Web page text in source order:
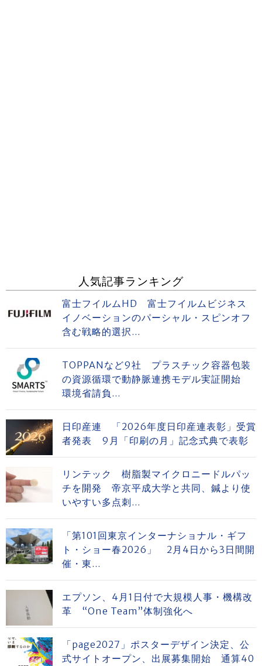
人気記事ランキング
富士フイルムHD 富士フイルムビジネス
イノベーションのパーシャル・スピンオフ
含む戦略的選択...
TOPPANなど9社 プラスチック容器包装
の資源循環で動静脈連携モデル実証開始
環境省請負...
日印産連 「2026年度日印産連表彰」受賞
者発表 9月「印刷の月」記念式典で表彰
リンテック 樹脂製マイクロニードルパッ
チを開発 帝京平成大学と共同、鍼より使
いやすい多点刺...
「第101回東京インターナショナル・ギフ
ト・ショー春2026」 2月4日から3日間開
催・東...
エプソン、4月1日付で大規模人事・機構改
革 “One Team”体制強化へ
「page2027」ポスターデザイン決定、公
式サイトオープン、出展募集開始 通算40